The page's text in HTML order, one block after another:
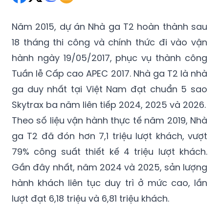
Năm 2015, dự án Nhà ga T2 hoàn thành sau
18 tháng thi công và chính thức đi vào vận
hành ngày 19/05/2017, phục vụ thành công
Tuần lễ Cấp cao APEC 2017. Nhà ga T2 là nhà
ga duy nhất tại Việt Nam đạt chuẩn 5 sao
Skytrax ba năm liên tiếp 2024, 2025 và 2026.
Theo số liệu vận hành thực tế năm 2019, Nhà
ga T2 đã đón hơn 7,1 triệu lượt khách, vượt
79% công suất thiết kế 4 triệu lượt khách.
Gần đây nhất, năm 2024 và 2025, sản lượng
hành khách liên tục duy trì ở mức cao, lần
lượt đạt 6,18 triệu và 6,81 triệu khách.